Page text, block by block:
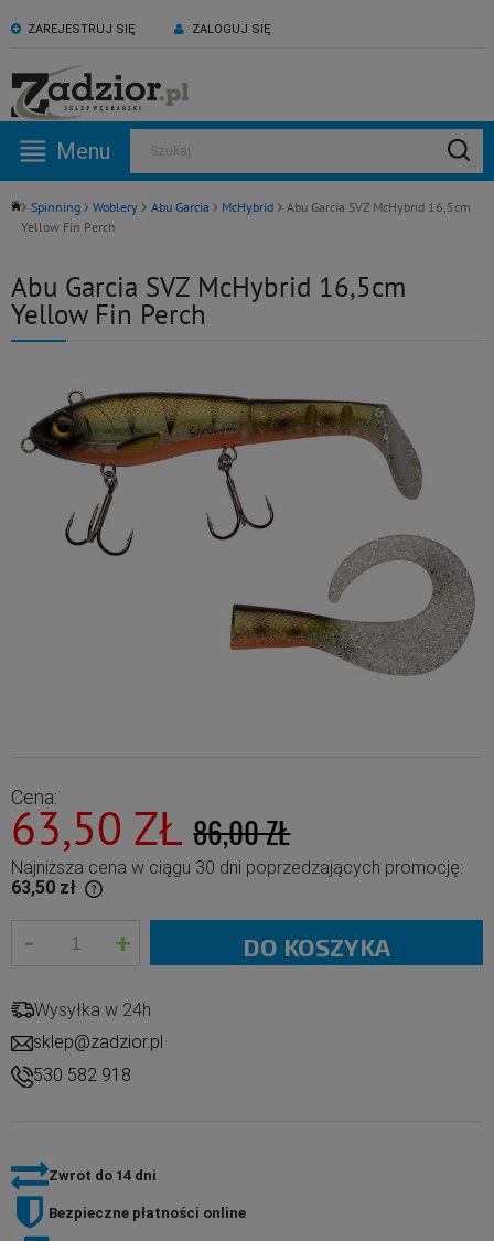
ZAREJESTRUJ SIĘ ZALOGUJ SIĘ
KONTAKT:
530 582 918
Pn -Pt: 09:00 - 17:00
ZAPRASZAMY NA NASZ
Menu Szukaj
Spinning Woblery Abu Garcia McHybrid Abu Garcia SVZ McHybrid 16,5cm
Yellow Fin Perch
Abu Garcia SVZ McHybrid 16,5cm
Yellow Fin Perch
Cena:
63,50 ZŁ 86,00 ZŁ
Najniższa cena w ciągu 30 dni poprzedzających promocję:
63,50 zł
- + DO KOSZYKA
Wysyłka w 24h
sklep@zadzior.pl
530 582 918
Zwrot do 14 dni
Bezpieczne płatności online